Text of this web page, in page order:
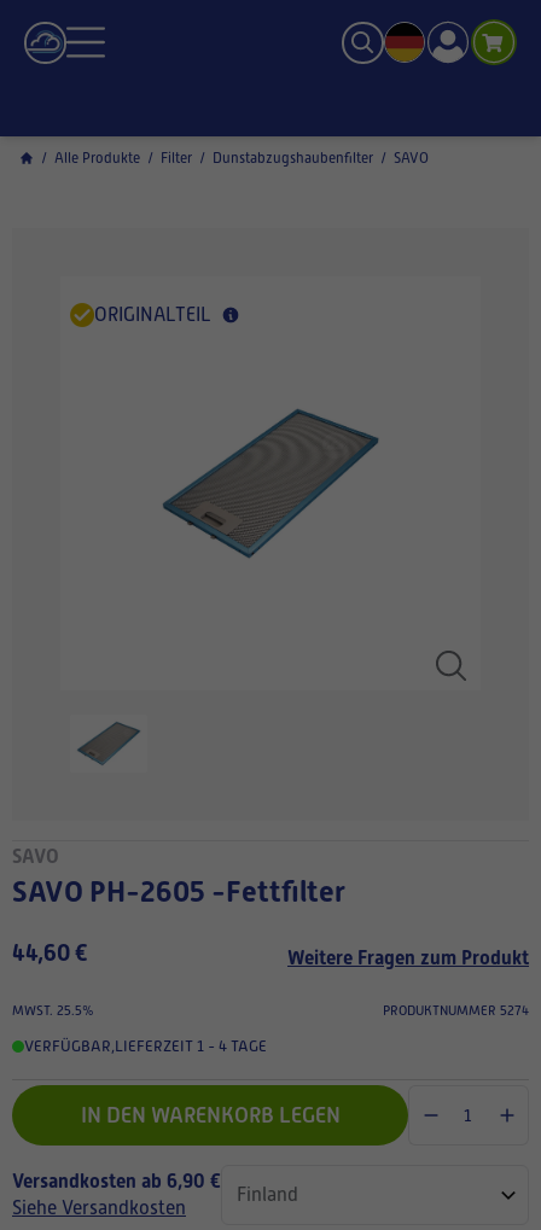
/ Alle Produkte / Filter / Dunstabzugshaubenfilter / SAVO
ORIGINALTEIL
SAVO
SAVO PH-2605 -Fettfilter
44,60 € Weitere Fragen zum Produkt
MWST. 25.5% PRODUKTNUMMER 5274
VERFÜGBAR,LIEFERZEIT 1 - 4 TAGE
IN DEN WARENKORB LEGEN
Versandkosten ab 6,90 €
Siehe Versandkosten